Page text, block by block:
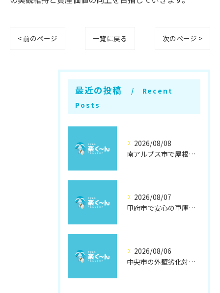
< 前のページ 一覧に戻る 次のページ >
最近の投稿
Recent
Posts
2026/08/08
南アルプス市で屋根遮熱塗装の効果徹底解説
2026/08/07
甲府市で安心の車庫屋根修理方法
2026/08/06
中央市の外壁劣化対策と補修方法